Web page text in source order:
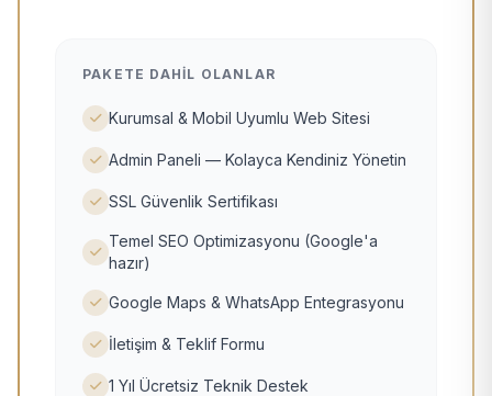
PAKETE DAHIL OLANLAR
Kurumsal & Mobil Uyumlu Web Sitesi
Admin Paneli — Kolayca Kendiniz Yönetin
SSL Güvenlik Sertifikası
Temel SEO Optimizasyonu (Google'a
hazır)
Google Maps & WhatsApp Entegrasyonu
İletişim & Teklif Formu
1 Yıl Ücretsiz Teknik Destek